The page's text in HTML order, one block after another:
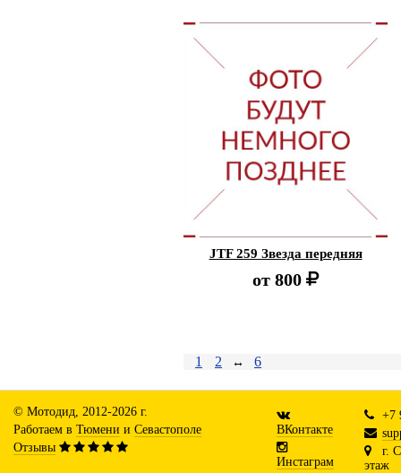
JTF 259 Звезда передняя
от 800
1 2 ↔ 6
© Мотодид, 2012-2026 г.
Работаем в Тюмени и Севастополе
Отзывы
ВКонтакте
Инстаграм
+7
г.
этаж